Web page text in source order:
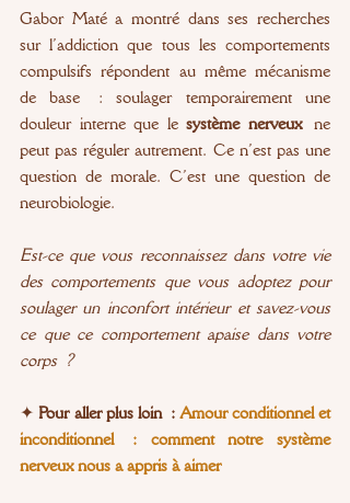
Gabor Maté a montré dans ses recherches
sur l’addiction que tous les comportements
compulsifs répondent au même mécanisme
de base : soulager temporairement une
douleur interne que le système nerveux ne
peut pas réguler autrement. Ce n’est pas une
question de morale. C’est une question de
neurobiologie.
Est-ce que vous reconnaissez dans votre vie
des comportements que vous adoptez pour
soulager un inconfort intérieur et savez-vous
ce que ce comportement apaise dans votre
corps ?
✦ Pour aller plus loin : Amour conditionnel et
inconditionnel : comment notre système
nerveux nous a appris à aimer